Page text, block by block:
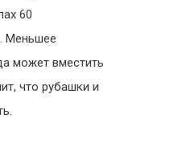
60
Меньшее
может вместить
что рубашки и